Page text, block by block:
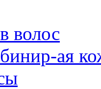
волос
ая